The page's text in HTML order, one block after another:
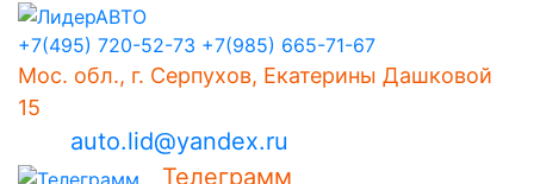
+7(495) 720-52-73 +7(985) 665-71-67
Мос. обл., г. Серпухов, Екатерины Дашковой
15
auto.lid@yandex.ru
Телеграмм